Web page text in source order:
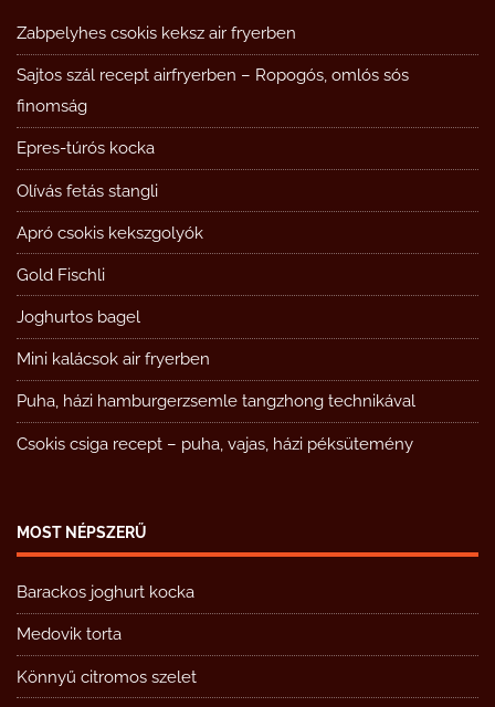
Zabpelyhes csokis keksz air fryerben
Sajtos szál recept airfryerben – Ropogós, omlós sós
finomság
Epres-túrós kocka
Olívás fetás stangli
Apró csokis kekszgolyók
Gold Fischli
Joghurtos bagel
Mini kalácsok air fryerben
Puha, házi hamburgerzsemle tangzhong technikával
Csokis csiga recept – puha, vajas, házi péksütemény
MOST NÉPSZERŰ
Barackos joghurt kocka
Medovik torta
Könnyű citromos szelet